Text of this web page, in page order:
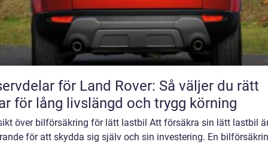
för Land Rover: Så väljer du rätt
för lång livslängd och trygg körning
över bilförsäkring för lätt lastbil Att försäkra sin lätt lastbil
för att skydda sig själv och sin investering. En